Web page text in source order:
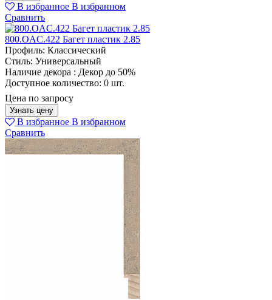
В избранное В избранном
Сравнить
800.OAC.422 Багет пластик 2.85
Профиль: Классический
Стиль: Универсальный
Наличие декора : Декор до 50%
Доступное количество: 0 шт.
Цена по запросу
Узнать цену
В избранное В избранном
Сравнить